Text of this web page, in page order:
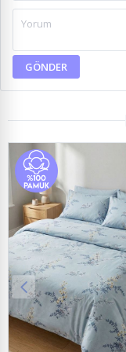
GÖNDER